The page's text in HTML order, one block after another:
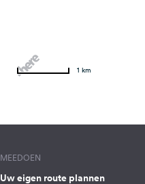
1 km
MEEDOEN
Uw eigen route plannen